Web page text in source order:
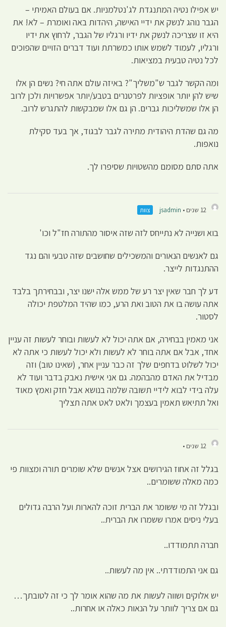
יש אפילו נטיה המתנגדת לג'נטלמניות. אם בעולם האמיתי –
הגבר נוהג לנשק את ידיי האישה, היהדות באה ואומרת – לא! את
היא זו שצריכה לנשק את ידיו ורגליו של הגבר, לרחוץ את ידיו
ורגליו, לעמוד לשמש אותו כמשרתת ועוד דברים הזויים שהפוכים
לכל נטיה טבעית במציאות.
ומה הקשר לגבר ש"משליך"? באיזה עולם אתה חי? נשים הן אלו
שיש להן יותר אופציות לפרטנרים בטבע/יותר אפשרויות ולכן לרוב
הן אלו שמשליכות גברים. הן גם אלו שמבקשות להתגרש לרוב.
מה גם שהדת היהודית מתירה לגבר לבגוד, אך בעד סקילת
נואפות.
אתה סתם מסומם מהשטויות שסיפרו לך.
12 שנים • jsadmin צוות
בוא ושנייה לא נתייחס לזה שזה איסור מהתורה חז"ל וכו'
גם לאנשים הנאורים והמשכילים שחושבים שזה טבעי והם נגד
ההתנגדות לייצר.
דע לך חבר שאין יצר רע של ממש אלה ישנו יצר, ובבחירתך בלבד
אתה עושה בו את הטוב ואת הרע, כמו שהיד המלטפת יכולה
לסטור.
אני מאמין בבחירה, אם אתה יכול לא לעשות ובוחר לעשות זה עניין
אחד, אבל אם אתה בוחר לא לעשות ולא יכול לעשות כי אתה לא
יכול לשלוט בדחפים שלך זה כבר עניין אחר, (שאינו טוב) וזה
מבדיל את האדם מהבהמה. גם אני אישית נאבק בדבר ועוד לא
עלה בידי לבוא לידיי תשובה שלמה בנושא אבל חזק ואמץ מאוד
ואל תתיאש תאמין בעצמך ולאט לאט אתה תצליך
12 שנים •
בגלל זה אחוז הגירושים אצל אנשים שלא שומרים תורה ומצוות פי
כמה מאלה ששומרים..
ובגלל זה מי ששומר את הברית זוכה להארות ועל הרבה גדולים
בעלי ניסים אמרו ששמרו את הברית..
חברה תתמודדו..
גם אני התמודדתי.. אין מה לעשות..
יש אלוקים ושווה לעשות את מה שהוא אומר לך כי זה לטובתך…
גם אם צריך לוותר על הנאות כאלה או אחרות..